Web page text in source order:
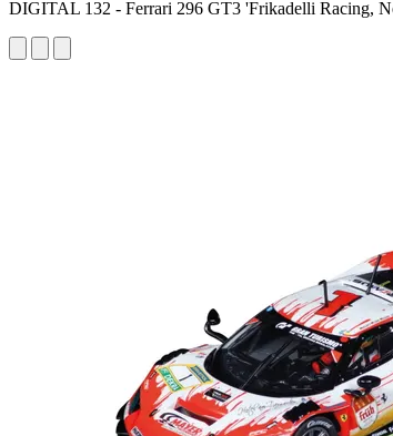
DIGITAL 132 - Ferrari 296 GT3 'Frikadelli Racing,